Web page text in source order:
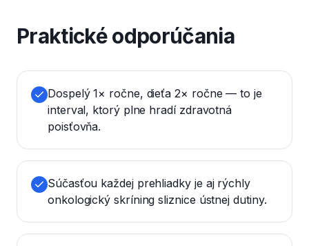
Praktické odporúčania
Dospelý 1× ročne, dieťa 2× ročne — to je
interval, ktorý plne hradí zdravotná
poisťovňa.
Súčasťou každej prehliadky je aj rýchly
onkologický skríning sliznice ústnej dutiny.